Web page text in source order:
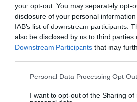
your opt-out. You may separately opt-
disclosure of your personal
IAB’s list of downstream participants.
also be disclosed by us to third parties
Downstream Participants that may
Please note that this website/app uses
not limited to your visit or usage
Personal Data Processing Opt
I want to opt-out of the Sharing of
Terhességi cukorbetegség
Terhességi